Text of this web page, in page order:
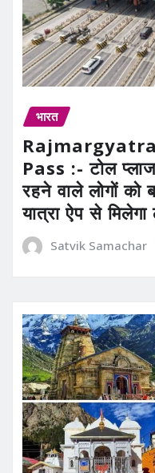
भारत
Pass :- टोल
रहने वाले लोगों को
यात्रा ऐप से
Satvik Samachar